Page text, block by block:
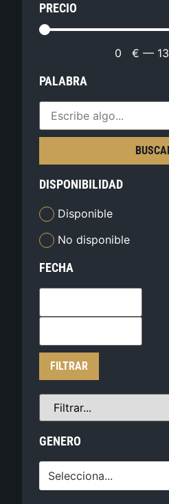
PRECIO
0 € —
PALABRA
DISPONIBILIDAD
Disponible
No disponible
FECHA
FILTRAR
GENERO
Selecciona...